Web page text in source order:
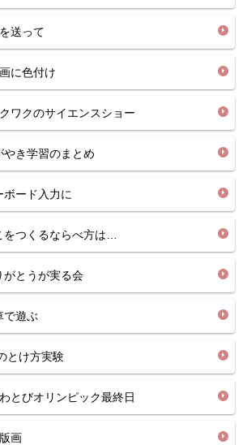
送って
に色付け
ワクのサイエンスショー
き学習のまとめ
ード入力に
つくるならべ方は…
とうが実る会
遊ぶ
とけ方実験
とびオリンピック最終日
画